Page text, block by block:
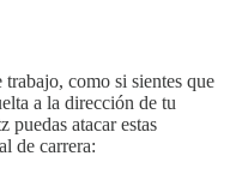
trabajo, como si sientes que
a la dirección de tu
puedas atacar estas
de carrera: